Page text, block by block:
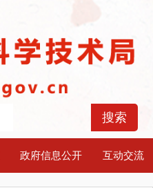
政府信息公开 互动交流